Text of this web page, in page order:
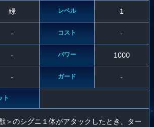
緑 レベル 1
- コスト -
- パワー 1000
- ガード -
ト
＞のシグニ１体がアタックしたとき、ター